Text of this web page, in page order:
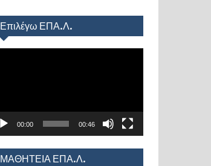
Επιλέγω ΕΠΑ.Λ.
00:00 00:46
ΜΑΘΗΤΕΙΑ ΕΠΑ.Λ.